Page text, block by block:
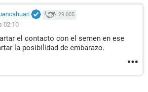
29.005
02:10
el contacto con el semen en ese
la posibilidad de embarazo.